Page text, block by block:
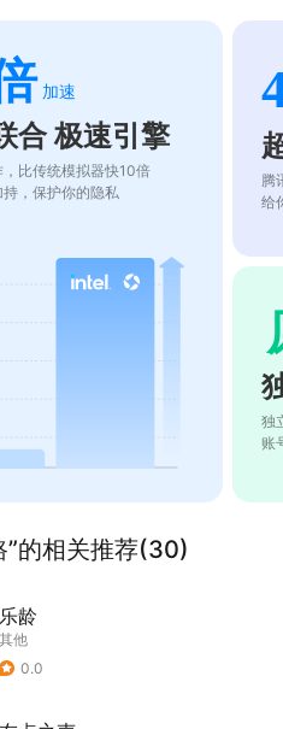
加速
合 极速引擎
比传统模拟器快10倍
持，保护你的隐私
腾
给
独
账
”的相关推荐(30)
乐龄
其他
0.0